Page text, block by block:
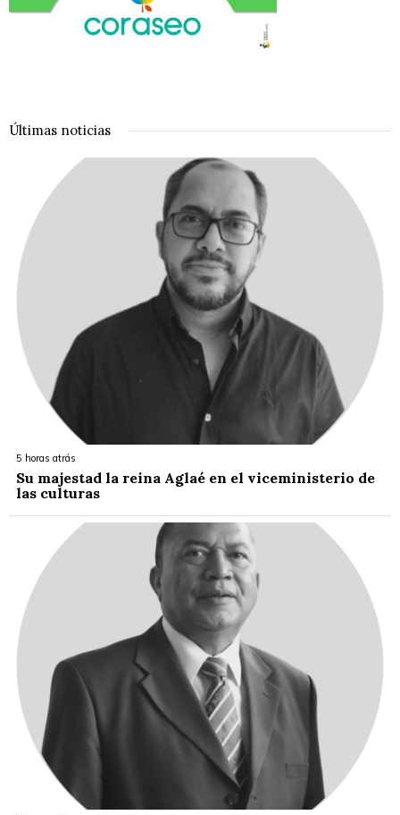
Últimas noticias
5 horas atrás
Su majestad la reina Aglaé en el viceministerio de
las culturas